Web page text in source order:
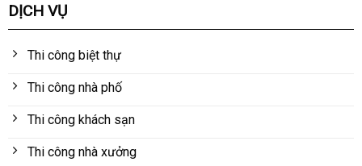
DỊCH VỤ
Thi công biệt thự
Thi công nhà phố
Thi công khách sạn
Thi công nhà xưởng